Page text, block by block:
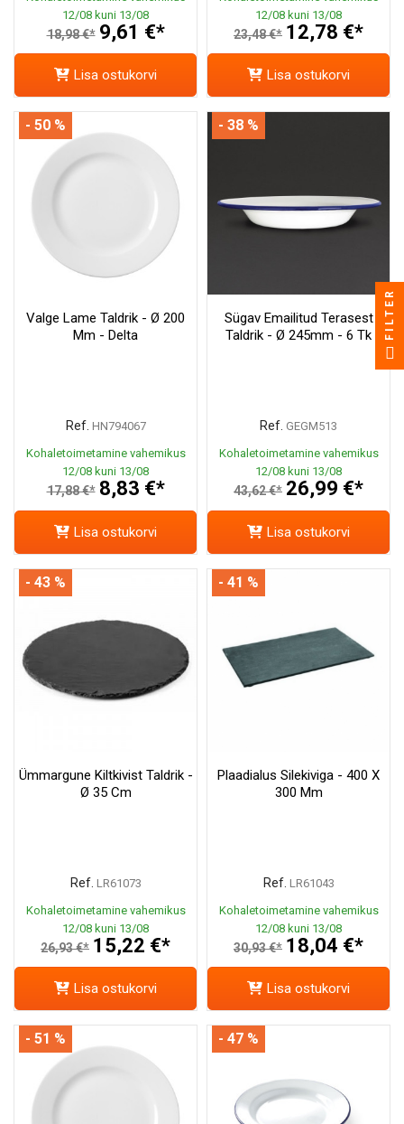
12/08 kuni 13/08
18,98 €* 9,61 €*
Lisa ostukorvi
12/08 kuni 13/08
23,48 €* 12,78 €*
Lisa ostukorvi
Valge Lame Taldrik - Ø 200
Mm - Delta
Ref. HN794067
Kohaletoimetamine vahemikus
12/08 kuni 13/08
17,88 €* 8,83 €*
- 50 %
Lisa ostukorvi
Sügav Emailitud Terasest
Taldrik - Ø 245mm - 6 Tk
Ref. GEGM513
Kohaletoimetamine vahemikus
12/08 kuni 13/08
43,62 €* 26,99 €*
- 38 %
Lisa ostukorvi
Ümmargune Kiltkivist Taldrik -
Ø 35 Cm
Ref. LR61073
Kohaletoimetamine vahemikus
12/08 kuni 13/08
26,93 €* 15,22 €*
- 43 %
Lisa ostukorvi
Plaadialus Silekiviga - 400 X
300 Mm
Ref. LR61043
Kohaletoimetamine vahemikus
12/08 kuni 13/08
30,93 €* 18,04 €*
- 41 %
Lisa ostukorvi
- 51 % - 47 %
FILTER